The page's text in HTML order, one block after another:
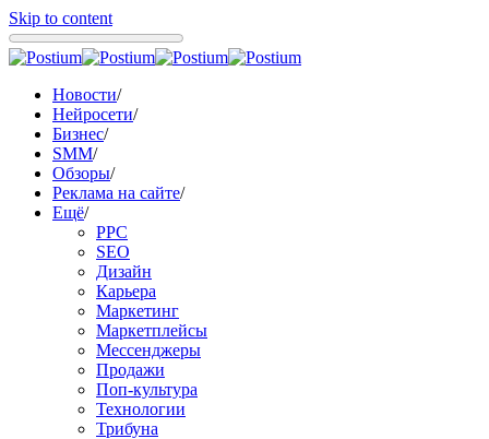
Skip to content
Новости/
Нейросети/
Бизнес/
SMM/
Обзоры/
Реклама на сайте/
Ещё/
PPC
SEO
Дизайн
Карьера
Маркетинг
Маркетплейсы
Мессенджеры
Продажи
Поп-культура
Технологии
Трибуна